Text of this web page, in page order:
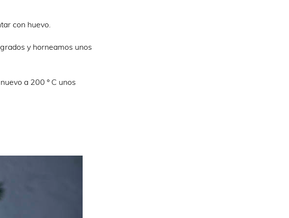
con huevo.
y horneamos unos
a 200 º C unos